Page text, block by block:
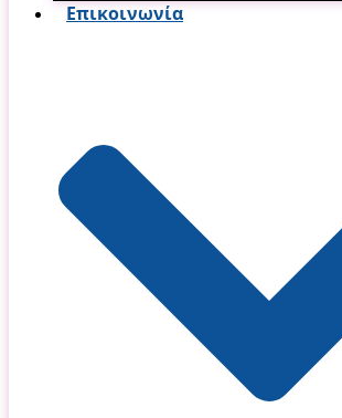
Επικοινωνία